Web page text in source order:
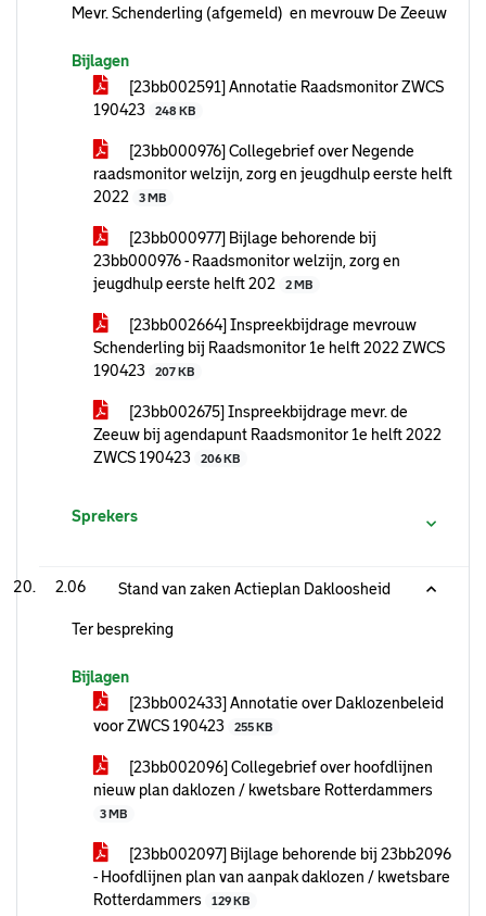
Mevr. Schenderling (afgemeld) en mevrouw De Zeeuw
Bijlagen
[23bb002591] Annotatie Raadsmonitor ZWCS
190423
248 KB
[23bb000976] Collegebrief over Negende
raadsmonitor welzijn, zorg en jeugdhulp eerste helft
2022
3 MB
[23bb000977] Bijlage behorende bij
23bb000976 - Raadsmonitor welzijn, zorg en
jeugdhulp eerste helft 202
2 MB
[23bb002664] Inspreekbijdrage mevrouw
Schenderling bij Raadsmonitor 1e helft 2022 ZWCS
190423
207 KB
[23bb002675] Inspreekbijdrage mevr. de
Zeeuw bij agendapunt Raadsmonitor 1e helft 2022
ZWCS 190423
206 KB
Sprekers
2.06 Stand van zaken Actieplan Dakloosheid
Ter bespreking
Bijlagen
[23bb002433] Annotatie over Daklozenbeleid
voor ZWCS 190423
255 KB
[23bb002096] Collegebrief over hoofdlijnen
nieuw plan daklozen / kwetsbare Rotterdammers
3 MB
[23bb002097] Bijlage behorende bij 23bb2096
- Hoofdlijnen plan van aanpak daklozen / kwetsbare
Rotterdammers
129 KB